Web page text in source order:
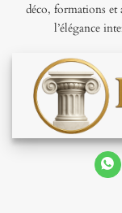
déco, formations et
l’élégance